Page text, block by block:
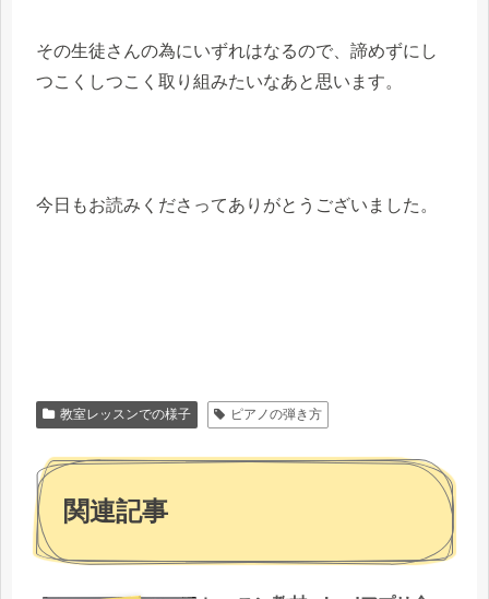
その生徒さんの為にいずれはなるので、諦めずにし
つこくしつこく取り組みたいなあと思います。
今日もお読みくださってありがとうございました。
教室レッスンでの様子 ピアノの弾き方
関連記事